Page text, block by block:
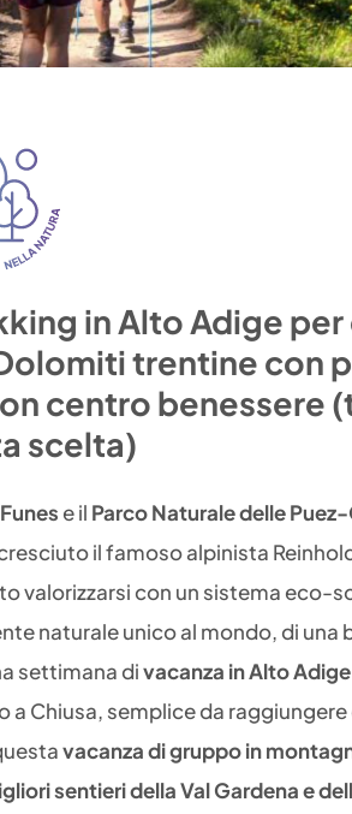
in Alto Adige
trentine con
centro benessere
scelta)
e il Parco Naturale delle
il famoso alpinista
valorizzarsi con un sistema eco-
naturale unico al mondo, di una
settimana divacanza in Alto Adige
a Chiusa, semplice da
vacanza di gruppo in
sentieri della Val Gardena e